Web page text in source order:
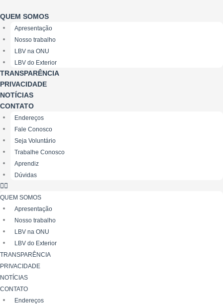
para
o
conteúdo
QUEM SOMOS
Apresentação
Nosso trabalho
LBV na ONU
LBV do Exterior
TRANSPARÊNCIA
PRIVACIDADE
NOTÍCIAS
CONTATO
Endereços
Fale Conosco
Seja Voluntário
Trabalhe Conosco
Aprendiz
Dúvidas
QUEM SOMOS
Apresentação
Nosso trabalho
LBV na ONU
LBV do Exterior
TRANSPARÊNCIA
PRIVACIDADE
NOTÍCIAS
CONTATO
Endereços